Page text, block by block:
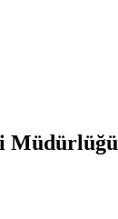
Müdürlüğü